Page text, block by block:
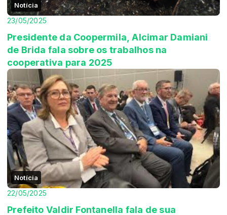
Notícia
23/05/2025
Presidente da Coopermila, Alcimar Damiani
de Brida fala sobre os trabalhos na
cooperativa para 2025
Notícia
22/05/2025
Prefeito Valdir Fontanella fala de sua